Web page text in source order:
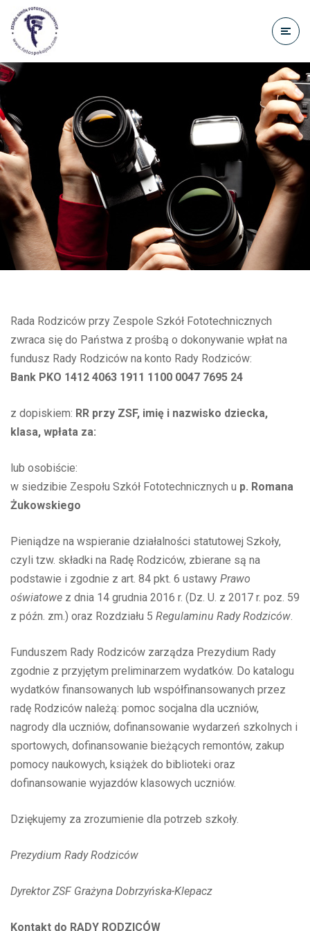
treści
Rada Rodziców przy Zespole Szkół Fototechnicznych
zwraca się do Państwa z prośbą o dokonywanie wpłat na
fundusz Rady Rodziców na konto Rady Rodziców:
Bank PKO 1412 4063 1911 1100 0047 7695 24
z dopiskiem: RR przy ZSF, imię i nazwisko dziecka,
klasa, wpłata za:
lub osobiście:
w siedzibie Zespołu Szkół Fototechnicznych u p. Romana
Żukowskiego
Pieniądze na wspieranie działalności statutowej Szkoły,
czyli tzw. składki na Radę Rodziców, zbierane są na
podstawie i zgodnie z art. 84 pkt. 6 ustawy Prawo
oświatowe z dnia 14 grudnia 2016 r. (Dz. U. z 2017 r. poz. 59
z późn. zm.) oraz Rozdziału 5 Regulaminu Rady Rodziców.
Funduszem Rady Rodziców zarządza Prezydium Rady
zgodnie z przyjętym preliminarzem wydatków. Do katalogu
wydatków finansowanych lub współfinansowanych przez
radę Rodziców należą: pomoc socjalna dla uczniów,
nagrody dla uczniów, dofinansowanie wydarzeń szkolnych i
sportowych, dofinansowanie bieżących remontów, zakup
pomocy naukowych, książek do biblioteki oraz
dofinansowanie wyjazdów klasowych uczniów.
Dziękujemy za zrozumienie dla potrzeb szkoły.
Prezydium Rady Rodziców
Dyrektor ZSF Grażyna Dobrzyńska-Klepacz
Kontakt do RADY RODZICÓW